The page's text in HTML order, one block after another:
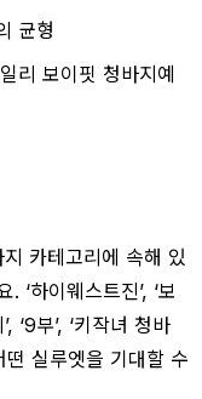
균형
리 보이핏 청바지예
카테고리에 속해 있
‘하이웨스트진’, ‘보
‘9부’, ‘키작녀 청바
떤 실루엣을 기대할 수